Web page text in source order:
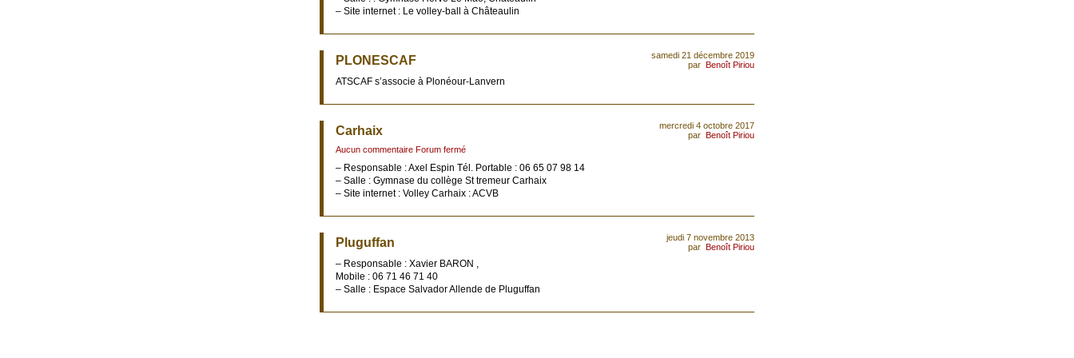
– Site internet : Le volley-ball à Châteaulin
samedi 21 décembre 2019
par Benoît Piriou
PLONESCAF
ATSCAF s’associe à Plonéour-Lanvern
mercredi 4 octobre 2017
par Benoît Piriou
Carhaix
Aucun commentaire Forum fermé
– Responsable : Axel Espin Tél. Portable : 06 65 07 98 14
– Salle : Gymnase du collège St tremeur Carhaix
– Site internet : Volley Carhaix : ACVB
jeudi 7 novembre 2013
par Benoît Piriou
Pluguffan
– Responsable : Xavier BARON ,
Mobile : 06 71 46 71 40
– Salle : Espace Salvador Allende de Pluguffan